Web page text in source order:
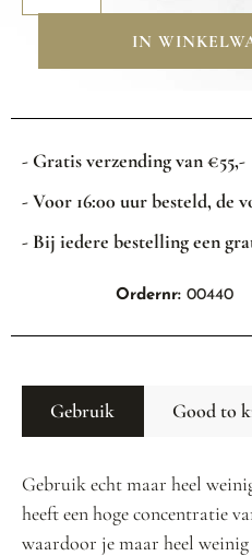
IN
- Gratis verzending van €55,-
- Voor 16:00 uur besteld, de
- Bij iedere bestelling een
Ordernr: 00440
Gebruik Good to
Gebruik echt maar heel
heeft een hoge concentratie
waardoor je maar heel